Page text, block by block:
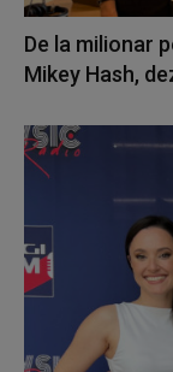
De la milionar
Mikey Hash,